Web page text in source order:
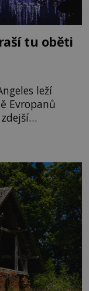
tu oběti
leží
Evropanů
ročně. A ač je